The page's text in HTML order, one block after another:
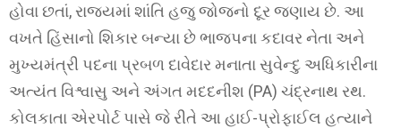
હોવા છતાં, રાજ્યમાં શાંતિ હજુ જોજનો દૂર જણાય છે. આ
વખતે હિંસાનો શિકાર બન્યા છે ભાજપના કદાવર નેતા અને
મુખ્યમંત્રી પદના પ્રબળ દાવેદાર મનાતા સુવેન્દુ અધિકારીના
અત્યંત વિશ્વાસુ અને અંગત મદદનીશ (PA) ચંદ્રનાથ રથ.
કોલકાતા એરપોર્ટ પાસે જે રીતે આ હાઈ-પ્રોફાઈલ હત્યાને